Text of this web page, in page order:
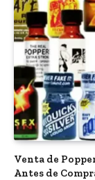
Venta de
Antes de